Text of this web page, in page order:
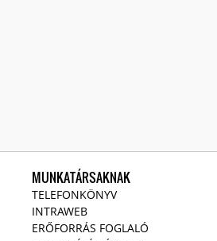
MUNKATÁRSAKNAK
TELEFONKÖNYV
INTRAWEB
ERŐFORRÁS FOGLALÓ